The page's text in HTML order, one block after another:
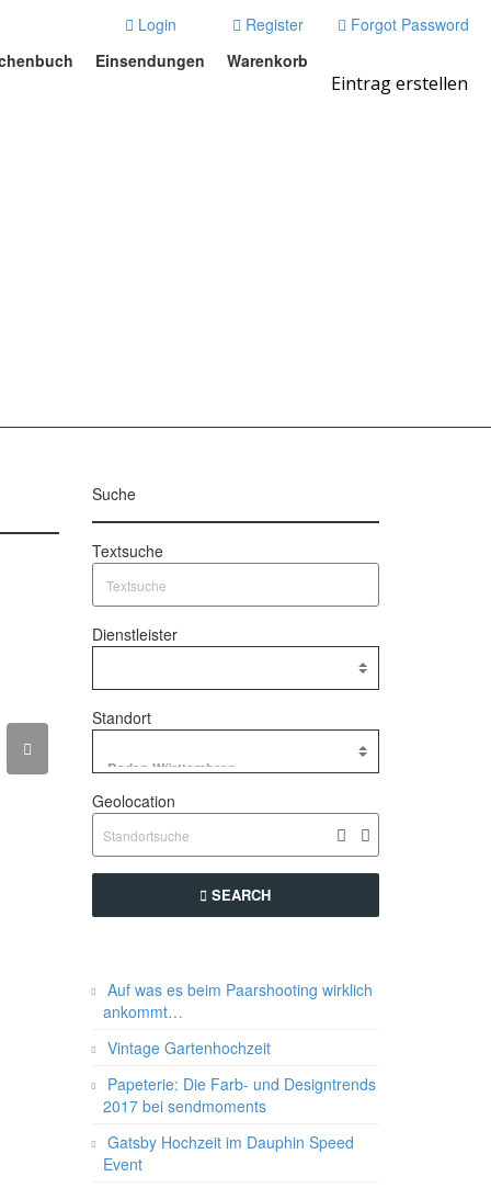
Login Register
Forgot Password
Einsendungen Warenkorb
Eintrag erstellen
Suche
Textsuche
Dienstleister
Standort
Geolocation
SEARCH
Auf was es beim Paarshooting wirklich
ankommt…
Vintage Gartenhochzeit
Papeterie: Die Farb- und Designtrends
2017 bei sendmoments
Gatsby Hochzeit im Dauphin Speed
Event